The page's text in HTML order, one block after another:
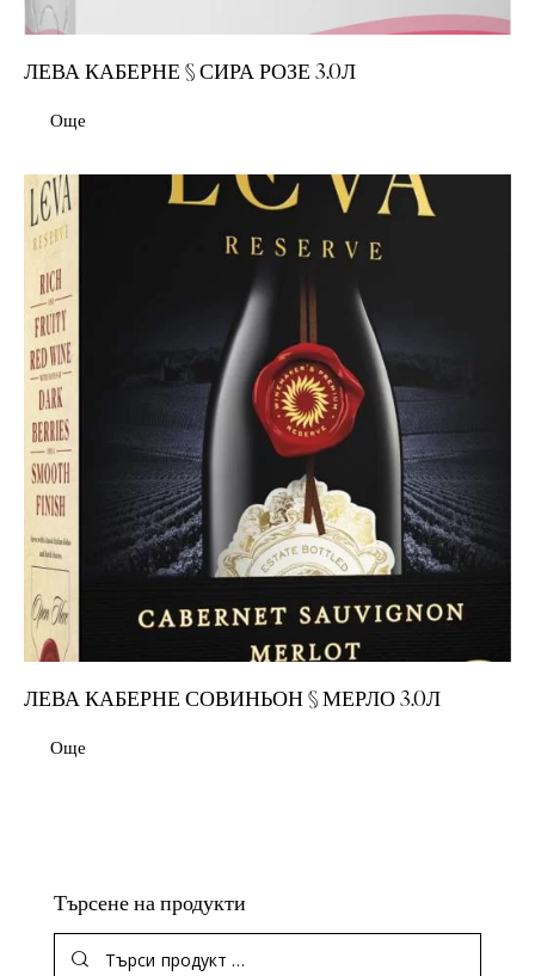
ЛЕВА КАБЕРНЕ § СИРА РОЗЕ 3.0Л
Още
ЛЕВА КАБЕРНЕ СОВИНЬОН § МЕРЛО 3.0Л
Още
Търсене на продукти